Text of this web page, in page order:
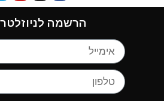
הרשמה